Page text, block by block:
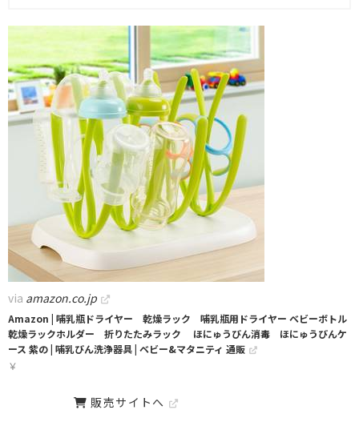
via amazon.co.jp
Amazon | 哺乳瓶ドライヤー 乾燥ラック 哺乳瓶用ドライヤー ベビーボトル
乾燥ラックホルダー 折りたたみラック ほにゅうびん消毒 ほにゅうびんケ
ース 紫の | 哺乳びん洗浄器具 | ベビー&マタニティ 通販
￥
販売サイトへ